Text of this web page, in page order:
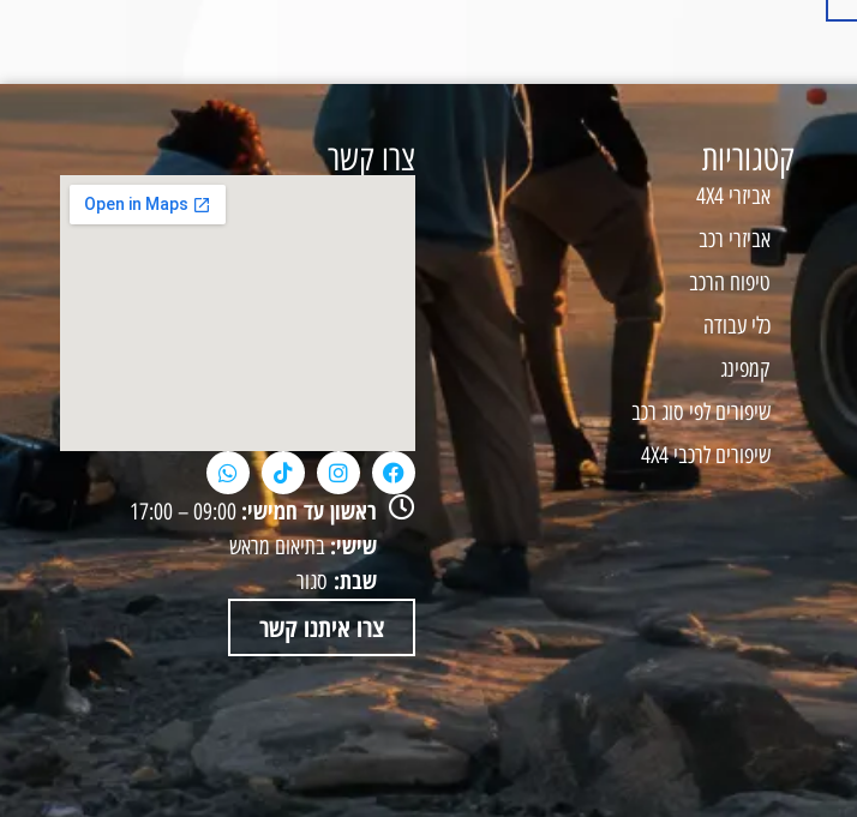
קטגוריות
אביזרי 4X4
אביזרי רכב
טיפוח הרכב
כלי עבודה
קמפינג
שיפורים לפי סוג רכב
שיפורים לרכבי 4X4
צרו קשר
ראשון עד חמישי: 09:00 – 17:00
שישי:בתיאום מראש
שבת:סגור
צרו איתנו קשר